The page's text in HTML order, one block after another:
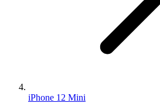
iPhone 12 Mini